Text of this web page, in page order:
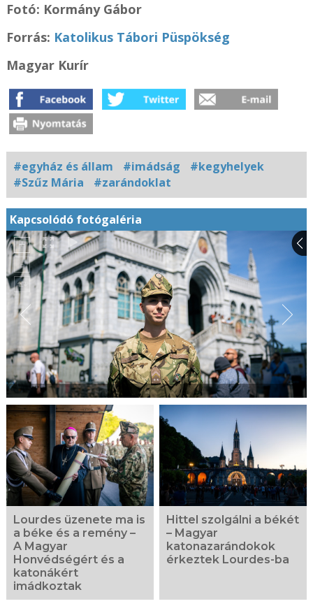
Fotó: Kormány Gábor
Forrás: Katolikus Tábori Püspökség
Magyar Kurír
#egyház és állam #imádság
#kegyhelyek
#Szűz Mária
#zarándoklat
Kapcsolódó fotógaléria
Lourdes üzenete ma is
a béke és a remény –
A Magyar
Honvédségért és a
katonákért
imádkoztak
Hittel szolgálni a békét
– Magyar
katonazarándokok
érkeztek Lourdes-ba